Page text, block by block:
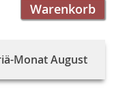
Warenkorb
Monat August